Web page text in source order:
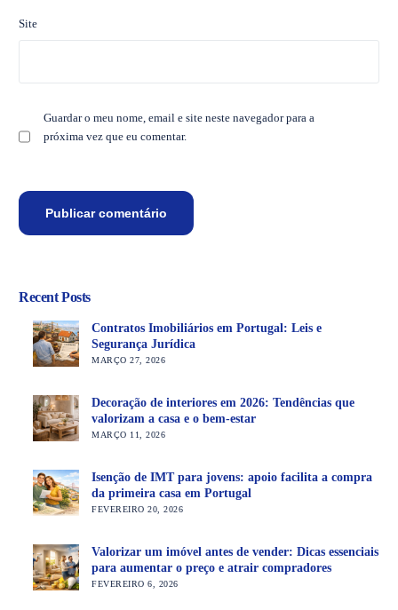
Site
Guardar o meu nome, email e site neste navegador para a
próxima vez que eu comentar.
Recent Posts
Contratos Imobiliários em Portugal: Leis e
Segurança Jurídica
MARÇO 27, 2026
Decoração de interiores em 2026: Tendências que
valorizam a casa e o bem-estar
MARÇO 11, 2026
Isenção de IMT para jovens: apoio facilita a compra
da primeira casa em Portugal
FEVEREIRO 20, 2026
Valorizar um imóvel antes de vender: Dicas essenciais
para aumentar o preço e atrair compradores
FEVEREIRO 6, 2026